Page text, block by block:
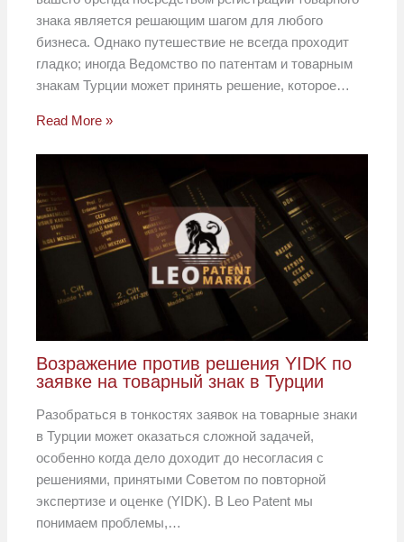
знака является решающим шагом для любого
бизнеса. Однако путешествие не всегда проходит
гладко; иногда Ведомство по патентам и товарным
знакам Турции может принять решение, которое…
Read More »
Возражение против решения YIDK по
заявке на товарный знак в Турции
Разобраться в тонкостях заявок на товарные знаки
в Турции может оказаться сложной задачей,
особенно когда дело доходит до несогласия с
решениями, принятыми Советом по повторной
экспертизе и оценке (YIDK). В Leo Patent мы
понимаем проблемы,…